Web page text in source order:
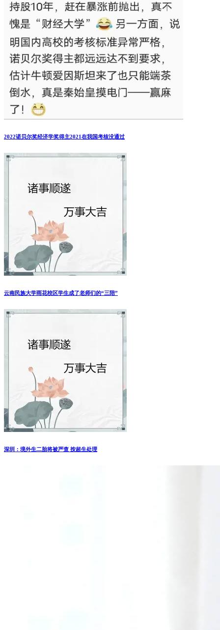
2022诺贝尔奖经济学奖得主2021在我国考核没通过
云南民族大学雨花校区学生成了老师们的“三陪”
深圳：境外生二胎将被严查 按超生处理